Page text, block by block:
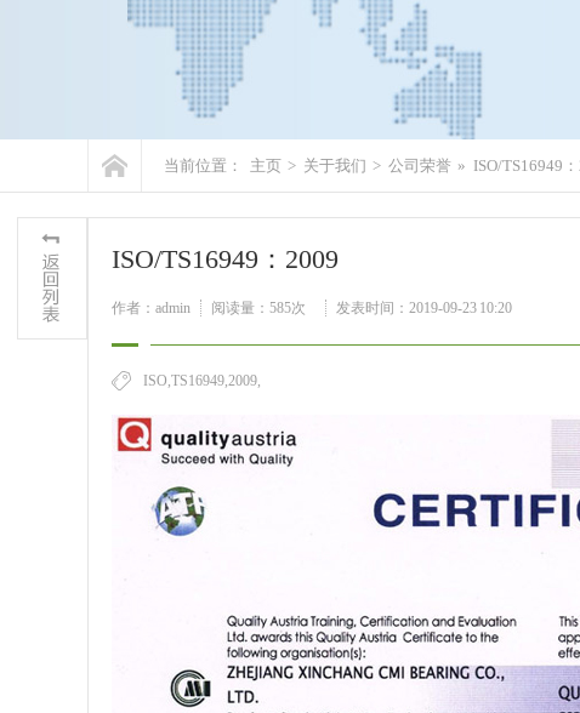
当前位置： 主页 > 关于我们 > 公司荣誉 » ISO/TS16949
ISO/TS16949：2009
作者：admin 阅读量： 585次 发表时间：2019-09-23 10:20
ISO,TS16949,2009,